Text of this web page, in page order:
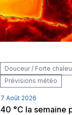
Douceur / Forte
Prévisions météo
7 Août 2026
40 °C la semaine